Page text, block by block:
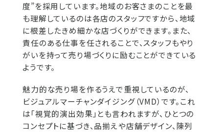
度”を採用しています。地域のお客さまのことを最
も理解しているのは各店のスタッフですから、地域
に根差したきめ細かな店づくりができます。また、
責任のある仕事を任されることで、スタッフもやり
がいを持って売り場づくりに励むことができている
ようです。
魅力的な売り場を作るうえで重視しているのが、
ビジュアルマーチャンダイジング（VMD）です。これ
は「視覚的演出効果」とも言われますが、ひとつの
コンセプトに基づき、品揃えや店舗デザイン、陳列